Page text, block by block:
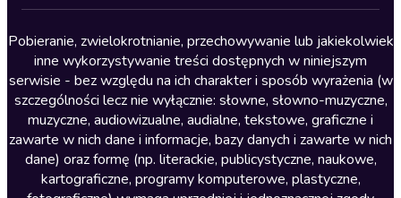
Lektury szkolne
Literatura anglojęzyczna
Literatura faktu
Literatura obyczajowa
Literatura piękna obca
Literatura piękna polska
Nagrania relaksacyjne
Pobieranie, zwielokrotnianie, przechowywanie lub jakiekolwiek
inne wykorzystywanie treści dostępnych w niniejszym
serwisie - bez względu na ich charakter i sposób wyrażenia (w
szczególności lecz nie wyłącznie: słowne, słowno-muzyczne,
muzyczne, audiowizualne, audialne, tekstowe, graficzne i
zawarte w nich dane i informacje, bazy danych i zawarte w nich
dane) oraz formę (np. literackie, publicystyczne, naukowe,
kartograficzne, programy komputerowe, plastyczne,